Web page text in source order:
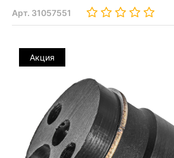
Арт. 31057551
Акция